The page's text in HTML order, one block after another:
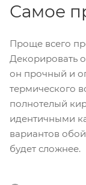
Самое
Проще всего
Декорировать
он прочный и
термического
полнотелый
идентичными
вариантов
будет сложнее.